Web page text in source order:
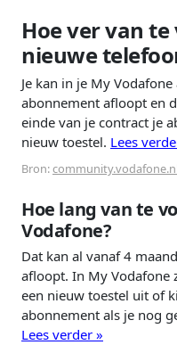
Hoe ver van
nieuwe
Je kan in je My
abonnement afloopt en
einde van je contract je
nieuw toestel. Lees
Bron:community.vodafone.nl
Hoe lang van te
Vodafone?
Dat kan al vanaf 4
afloopt. In My Vodafone
een nieuw toestel uit of
abonnement als je nog
Lees verder »